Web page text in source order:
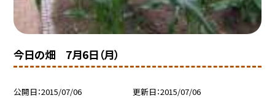
今日の畑 7月6日（月）
公開日 2015/07/06 更新日 2015/07/06